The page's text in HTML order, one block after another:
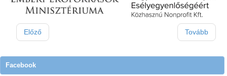
Előző Tovább
Facebook